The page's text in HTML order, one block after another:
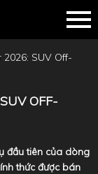
SUV Off-
OFF-
đầu tiên của dòng
thức được bán